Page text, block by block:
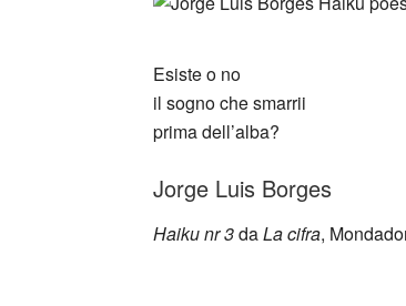
Esiste o no
il sogno che smarrii
prima dell’alba?
Jorge Luis Borges
Haiku nr 3daLa cifra,